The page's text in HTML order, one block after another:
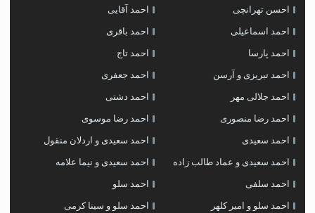
احسن تهرانچی احمد آقایی
احمد اسماعیلی احمد باقری
احمد پارسا احمد تاج
احمد تبریزی و آرسن احمد جعفری
احمد جلالی مهر احمد دشتی
احمد رضا منصوری احمد رضا موسوی
احمد سعیدی احمد سعیدی و اردلان منقول
احمد سعیدی و عماد طالب زاده احمد سعیدی و نیما علامه
احمد سلفی احمد سلو
احمد سلو و امیر کلهر احمد سلو و سینا کرمی